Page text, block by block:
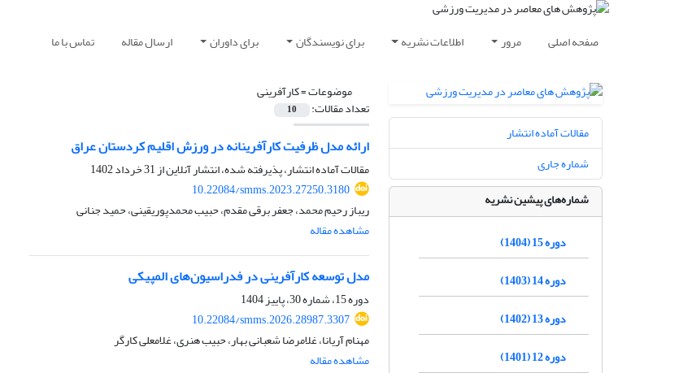
صفحه اصلی مرور اطلاعات نشریه برای نویسندگان برای داوران ارسال مقاله تماس با ما
موضوعات =کارآفرینی
تعداد مقالات: 10
ارائه مدل ظرفیت کارآفرینانه در ورزش اقلیم کردستان عراق
مقالات آماده انتشار، پذیرفته شده، انتشار آنلاین از31 خرداد 1402
10.22084/smms.2023.27250.3180
ریباز رحیم محمد، جعفر برقی مقدم، حبیب محمدپوریقینی، حمید جنانی
مشاهده مقاله
مدل توسعه کارآفرینی در فدراسیون‌های المپیکی
دوره 15، شماره 30، پاییز 1404
10.22084/smms.2026.28987.3307
مهنام آریانا، غلامرضا شعبانی بهار، حبیب هنری، غلامعلی کارگر
مشاهده مقاله
مقالات آماده انتشار
شماره جاری
شماره‌های پیشین نشریه
دوره 15 (1404)
دوره 14 (1403)
دوره 13 (1402)
دوره 12 (1401)